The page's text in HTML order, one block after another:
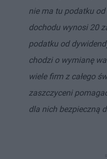
nie ma tu podatku
dochodu wynosi 20
podatku od
chodzi o wymianę
wiele firm z całego
zaszczyceni
dla nich bezpieczną